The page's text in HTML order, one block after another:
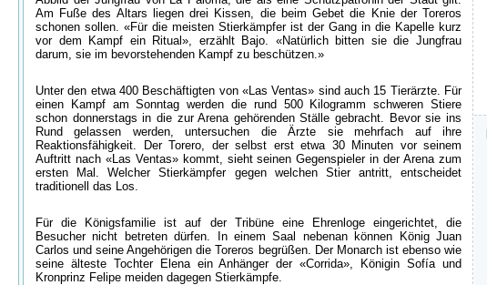
Am Fuße des Altars liegen drei Kissen, die beim Gebet die Knie der Toreros
schonen sollen. «Für die meisten Stierkämpfer ist der Gang in die Kapelle kurz
vor dem Kampf ein Ritual», erzählt Bajo. «Natürlich bitten sie die Jungfrau
darum, sie im bevorstehenden Kampf zu beschützen.»
Unter den etwa 400 Beschäftigten von «Las Ventas» sind auch 15 Tierärzte. Für
einen Kampf am Sonntag werden die rund 500 Kilogramm schweren Stiere
schon donnerstags in die zur Arena gehörenden Ställe gebracht. Bevor sie ins
Rund gelassen werden, untersuchen die Ärzte sie mehrfach auf ihre
Reaktionsfähigkeit. Der Torero, der selbst erst etwa 30 Minuten vor seinem
Auftritt nach «Las Ventas» kommt, sieht seinen Gegenspieler in der Arena zum
ersten Mal. Welcher Stierkämpfer gegen welchen Stier antritt, entscheidet
traditionell das Los.
Für die Königsfamilie ist auf der Tribüne eine Ehrenloge eingerichtet, die
Besucher nicht betreten dürfen. In einem Saal nebenan können König Juan
Carlos und seine Angehörigen die Toreros begrüßen. Der Monarch ist ebenso wie
seine älteste Tochter Elena ein Anhänger der «Corrida», Königin Sofía und
Kronprinz Felipe meiden dagegen Stierkämpfe.